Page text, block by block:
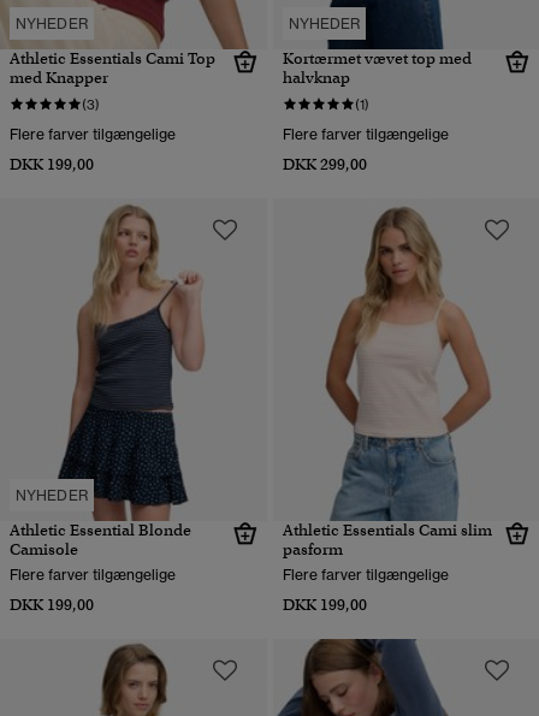
NYHEDER
Athletic Essentials Cami Top
med Knapper
(3)
Flere farver tilgængelige
DKK 199,00
NYHEDER
Kortærmet vævet top med
halvknap
(1)
Flere farver tilgængelige
DKK 299,00
NYHEDER
Athletic Essential Blonde
Camisole
Flere farver tilgængelige
DKK 199,00
Athletic Essentials Cami slim
pasform
Flere farver tilgængelige
DKK 199,00